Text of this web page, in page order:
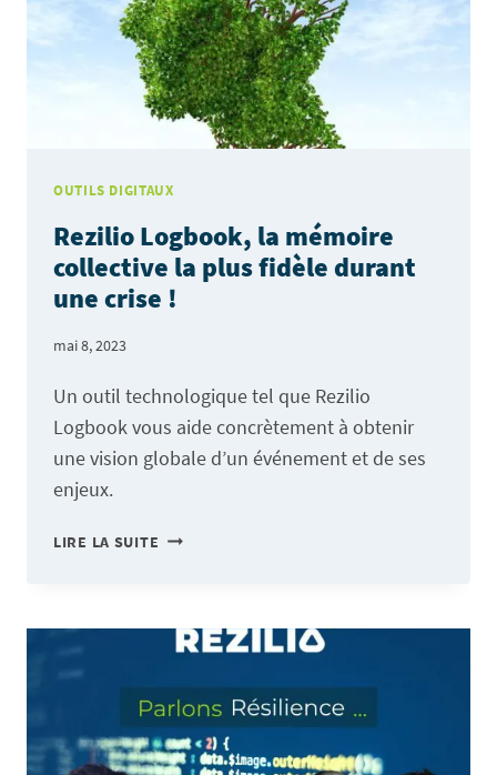
AU
SERVICE
DE
LA
RÉSILIENCE
OUTILS DIGITAUX
Rezilio Logbook, la mémoire
collective la plus fidèle durant
une crise !
mai 8, 2023
Un outil technologique tel que Rezilio
Logbook vous aide concrètement à obtenir
une vision globale d’un événement et de ses
enjeux.
LIRE LA SUITE REZILIO
MÉMOIRE
PLUS
FIDÈLE